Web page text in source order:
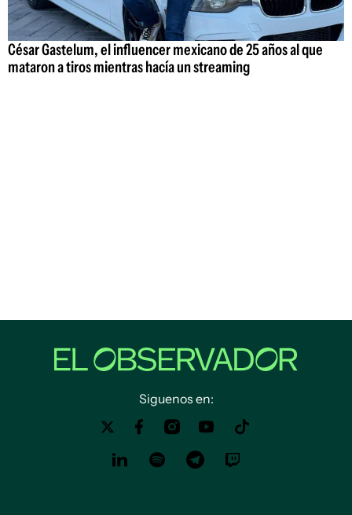
César Gastelum, el influencer mexicano de 25 años al que
mataron a tiros mientras hacía un streaming
Siguenos en: